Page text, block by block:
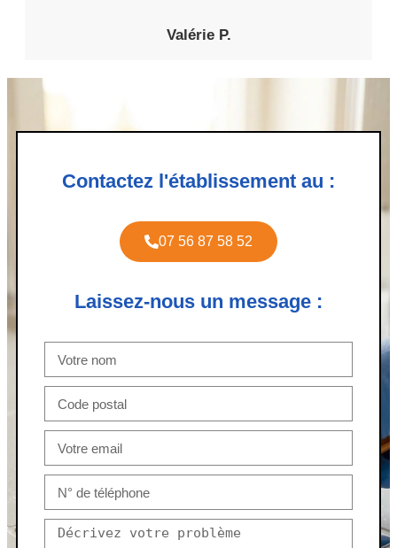
Valérie P.
Contactez l'établissement au :
07 56 87 58 52
Laissez-nous un message :